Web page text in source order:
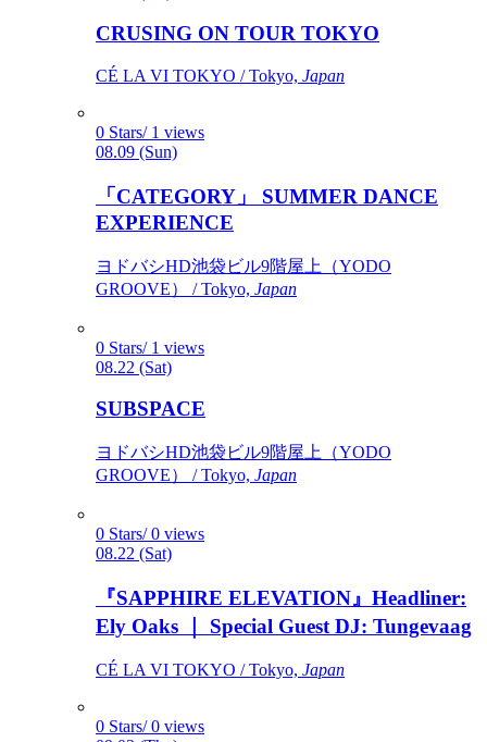
CRUSING ON TOUR TOKYO
CÉ LA VI TOKYO / Tokyo, Japan
0 Stars/ 1 views
08.09 (Sun)
「CATEGORY」 SUMMER DANCE
EXPERIENCE
ヨドバシHD池袋ビル9階屋上（YODO
GROOVE） / Tokyo, Japan
0 Stars/ 1 views
08.22 (Sat)
SUBSPACE
ヨドバシHD池袋ビル9階屋上（YODO
GROOVE） / Tokyo, Japan
0 Stars/ 0 views
08.22 (Sat)
『SAPPHIRE ELEVATION』Headliner:
Ely Oaks ｜ Special Guest DJ: Tungevaag
CÉ LA VI TOKYO / Tokyo, Japan
0 Stars/ 0 views